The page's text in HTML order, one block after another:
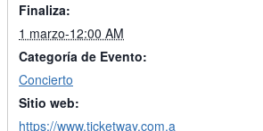
Finaliza:
1 marzo-12:00 AM
Categoría de Evento:
Concierto
Sitio web:
https://www.ticketway.com.a